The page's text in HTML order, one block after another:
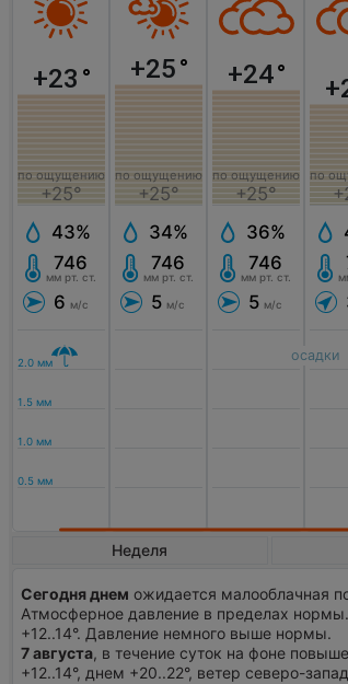
+23 °
по ощущению
+25°
43%
746
мм рт. ст.
6 м/с
+25°
по ощущению
+25°
34%
746
мм рт. ст.
5 м/с
+24°
по ощущению
+25°
36%
746
мм рт. ст.
5 м/с
по
осадки
Неделя
Сегодня днем ожидается малооблачная
Атмосферное давление в пределах
+12..14°. Давление немного выше нормы.
7 августа, в течение суток на фоне
+12..14°, днем +20..22°, ветер северо-